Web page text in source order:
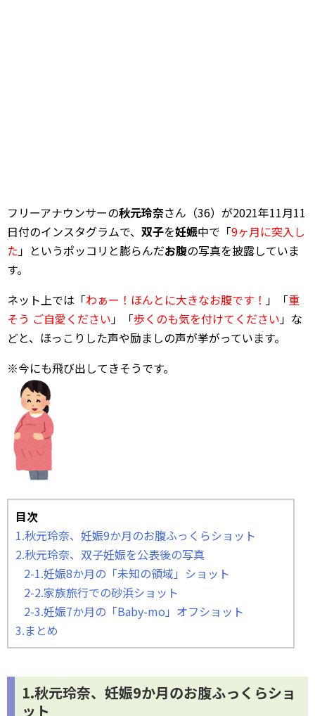
フリーアナウンサーの秋元玲奈さん（36）が2021年11月11
日付のインスタグラムで、 双子を妊娠中で「9ヶ月に突入し
た」というポッコリと膨らんだお腹の写真を披露していま
す。
ネット上では「わぁー！ほんとに大きなお腹です！ 」「重
そう ご自愛ください」「歩くのも気を付けてください」な
どと、ほっこりした声や励ましの声が挙がっています。
※今にも飛び出してきそうです。
目次
1.秋元玲奈、妊娠9か月のお腹ふっくらショット
2.秋元玲奈、双子妊娠を公表後の写真
2-1.妊娠8か月の「未知の領域」ショット
2-2.家族旅行での砂浜ショット
2-3.妊娠7か月の「Baby-mo」オフショット
3.まとめ
1.秋元玲奈、妊娠9か月のお腹ふっくらショ
ット